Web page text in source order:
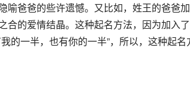
喻爸爸的些许遗憾。又比如，姓王的爸爸
合的爱情结晶。这种起名方法，因为加入
的一半，也有你的一半”，所以，这种起名